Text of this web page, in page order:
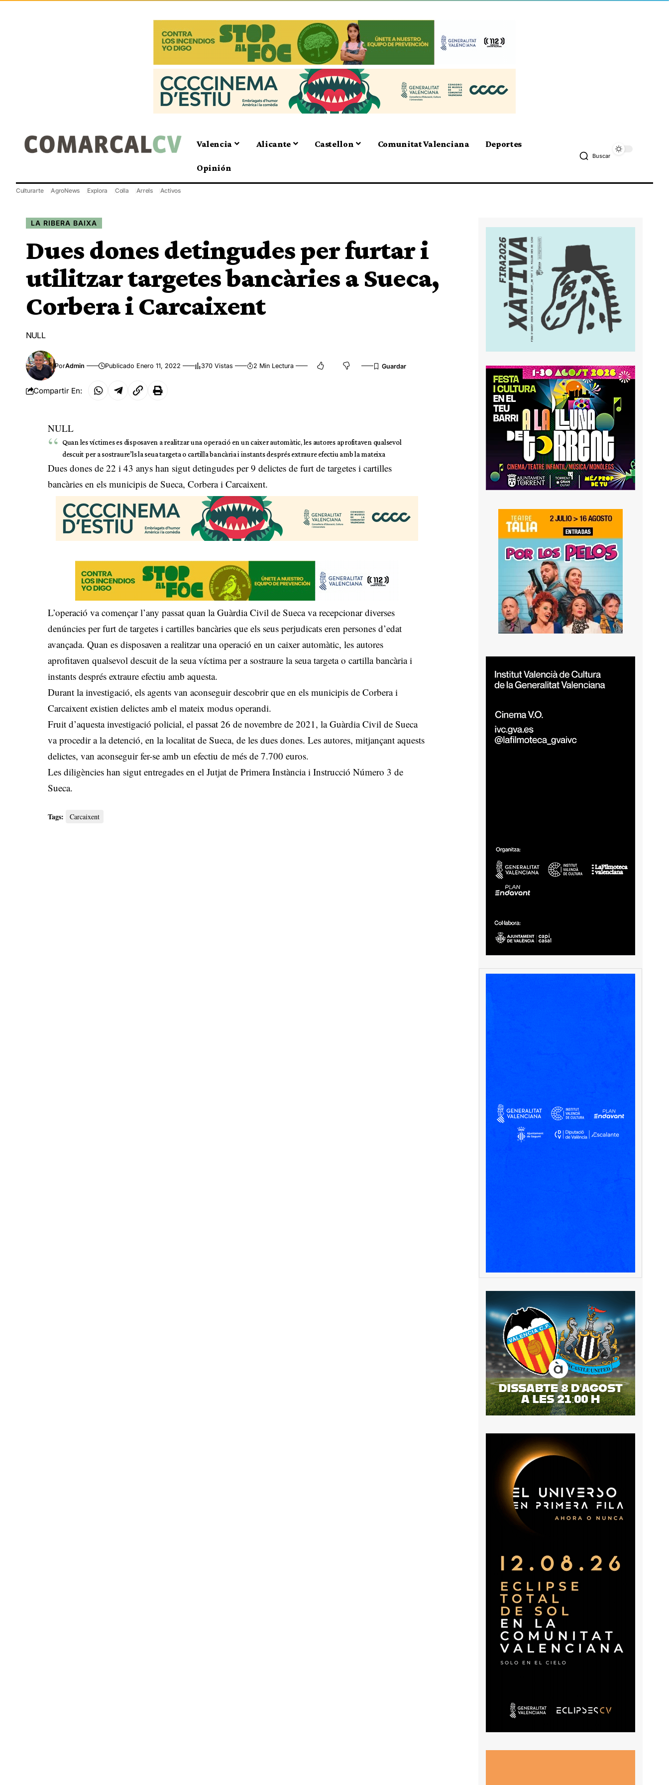
Valencia Alicante Castellon Comunitat Valenciana Deportes
Opinión
Buscar
Culturarte AgroNews Explora Colla Arrels Activos
LA RIBERA BAIXA
Dues dones detingudes per furtar i
utilitzar targetes bancàries a Sueca,
Corbera i Carcaixent
NULL
PorAdmin Publicado Enero 11, 2022 370 Vistas 2 Min Lectura
Compartir En:
NULL
Quan les víctimes es disposaven a realitzar una operació en un caixer automàtic, les autores aprofitaven qualsevol
descuit per a sostraure’ls la seua targeta o cartilla bancària i instants després extraure efectiu amb la mateixa
Dues dones de 22 i 43 anys han sigut detingudes per 9 delictes de furt de targetes i cartilles
bancàries en els municipis de Sueca, Corbera i Carcaixent.
L’operació va començar l’any passat quan la Guàrdia Civil de Sueca va recepcionar diverses
denúncies per furt de targetes i cartilles bancàries que els seus perjudicats eren persones d’edat
avançada. Quan es disposaven a realitzar una operació en un caixer automàtic, les autores
aprofitaven qualsevol descuit de la seua víctima per a sostraure la seua targeta o cartilla bancària i
instants després extraure efectiu amb aquesta.
Durant la investigació, els agents van aconseguir descobrir que en els municipis de Corbera i
Carcaixent existien delictes amb el mateix modus operandi.
Fruit d’aquesta investigació policial, el passat 26 de novembre de 2021, la Guàrdia Civil de Sueca
va procedir a la detenció, en la localitat de Sueca, de les dues dones. Les autores, mitjançant aquests
delictes, van aconseguir fer-se amb un efectiu de més de 7.700 euros.
Les diligències han sigut entregades en el Jutjat de Primera Instància i Instrucció Número 3 de
Sueca.
Tags: Carcaixent